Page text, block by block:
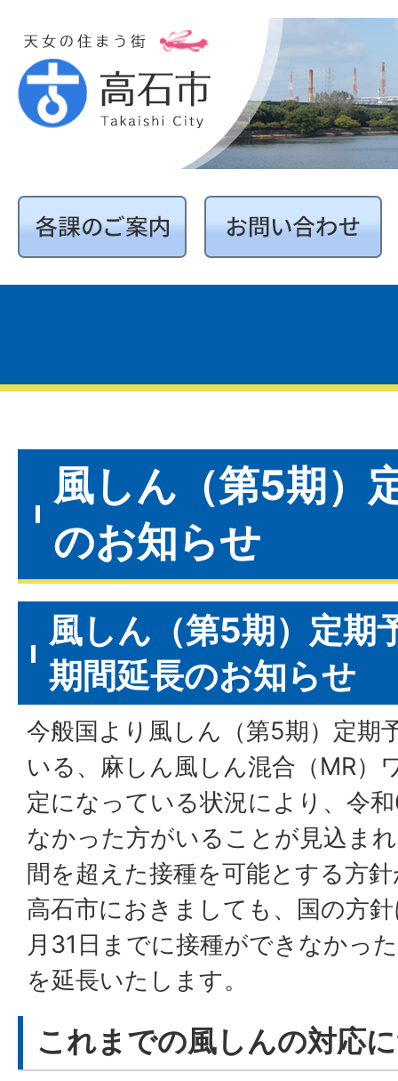
風しん（第5期）
のお知らせ
風しん（第5期）定期
期間延長のお知らせ
今般国より風しん（第5期）定期
いる、麻しん風しん混合（MR）
定になっている状況により、令
なかった方がいることが見込ま
間を超えた接種を可能とする方
高石市におきましても、国の方
月31日までに接種ができなかっ
を延長いたします。
これまでの風しんの対応